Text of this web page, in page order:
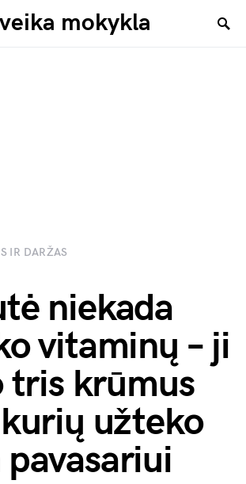
mokykla
IR DARŽAS
niekada
vitaminų – ji
tris krūmus
užteko